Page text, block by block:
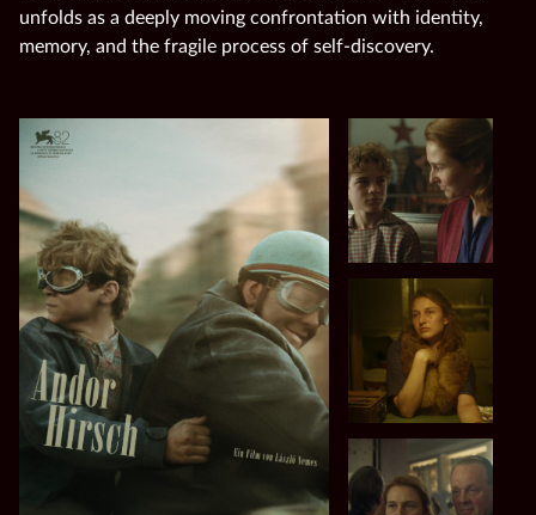
unfolds as a deeply moving confrontation with identity,
memory, and the fragile process of self-discovery.